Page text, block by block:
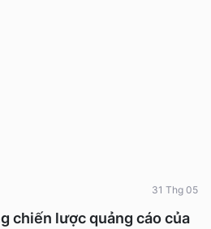
chiến lược quảng cáo của
31 Thg 05